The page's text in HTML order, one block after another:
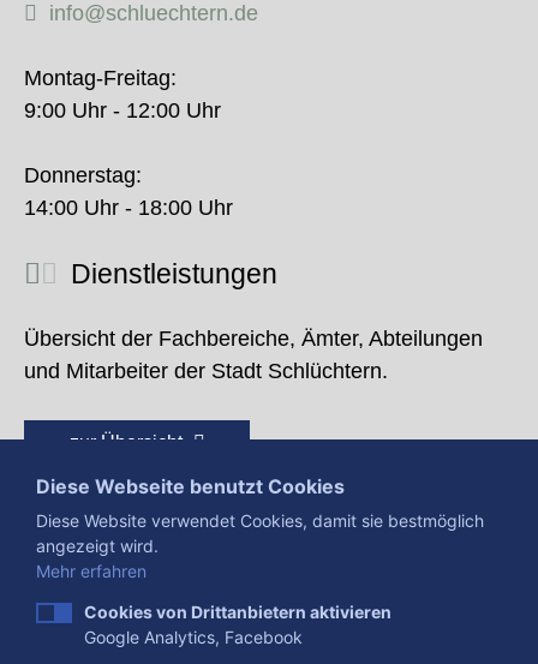
info@schluechtern.de
Montag-Freitag:
9:00 Uhr - 12:00 Uhr
Donnerstag:
14:00 Uhr - 18:00 Uhr
Dienstleistungen
Übersicht der Fachbereiche, Ämter, Abteilungen
und Mitarbeiter der Stadt Schlüchtern.
zur Übersicht
Diese Webseite benutzt Cookies
Diese Website verwendet Cookies, damit sie bestmöglich
angezeigt wird.
Mehr erfahren
Cookies von Drittanbietern aktivieren
Google Analytics, Facebook